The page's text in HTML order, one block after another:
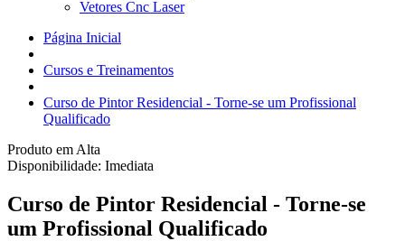
Vetores Cnc Laser
Página Inicial
Cursos e Treinamentos
Curso de Pintor Residencial - Torne-se um Profissional
Qualificado
Produto em Alta
Disponibilidade: Imediata
Curso de Pintor Residencial - Torne-se
um Profissional Qualificado